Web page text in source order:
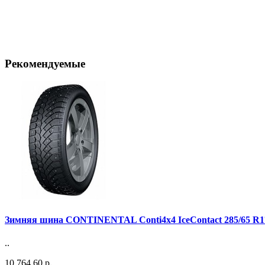
Рекомендуемые
Зимняя шина CONTINENTAL Conti4x4 IceContact 285/65
..
10 764.60 р.